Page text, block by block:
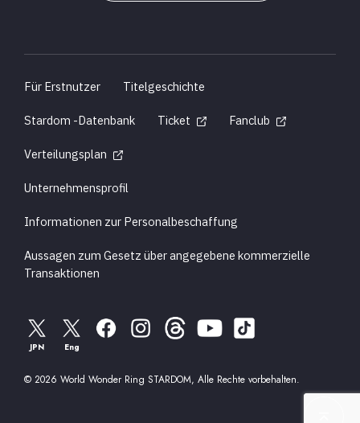
Für Erstnutzer
Titelgeschichte
Stardom -Datenbank
Ticket
Fanclub
Verteilungsplan
Unternehmensprofil
Informationen zur Personalbeschaffung
Aussagen zum Gesetz über angegebene kommerzielle
Transaktionen
JPN Eng
© 2026 World Wonder Ring STARDOM, Alle Rechte vorbehalten.